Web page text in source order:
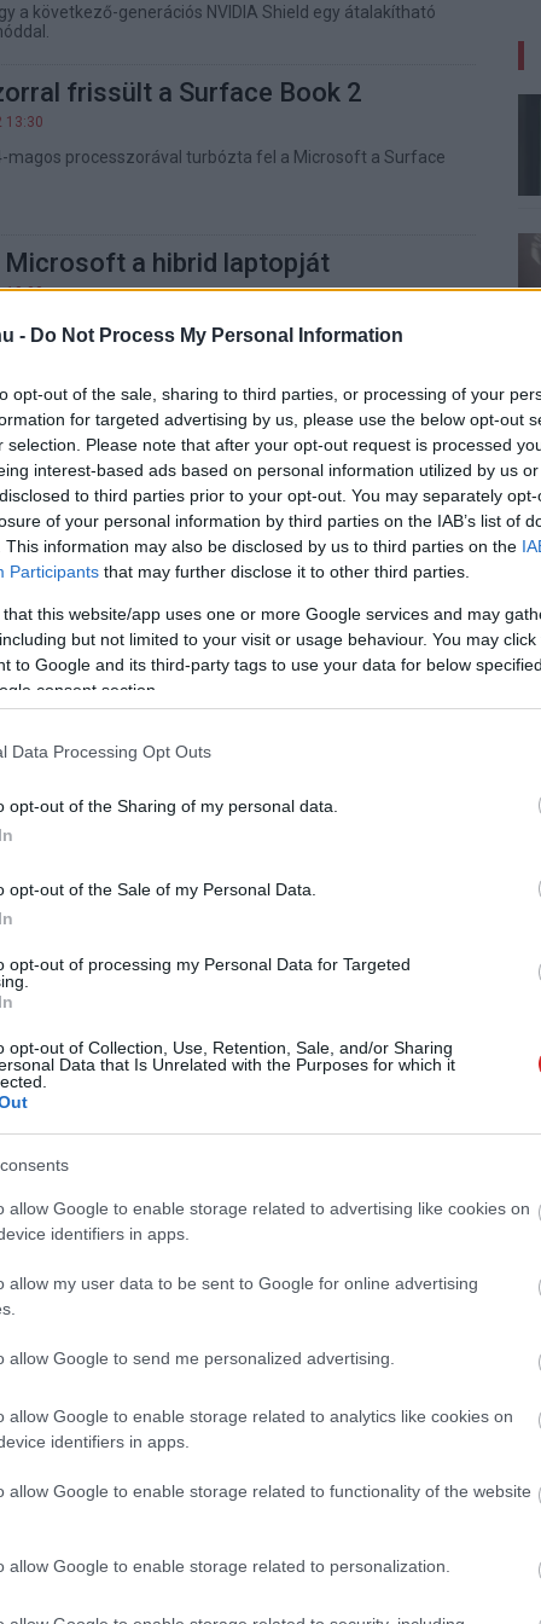
- Do Not Process My Personal Information
opt-out of the sale, sharing to third parties, or processing of your
for targeted advertising by us, please use the below opt-out
selection. Please note that after your opt-out request is processed
interest-based ads based on personal information utilized by us
to third parties prior to your opt-out. You may separately
of your personal information by third parties on the IAB’s list of
This information may also be disclosed by us to third parties on the
Participants that may further disclose it to other third parties.
that this website/app uses one or more Google services and may
but not limited to your visit or usage behaviour. You may
to Google and its third-party tags to use your data for below
consent section.
Data Processing Opt Outs
opt-out of the Sharing of my personal data.
opt-out of the Sale of my Personal Data.
opt-out of processing my Personal Data for Targeted
opt-out of Collection, Use, Retention, Sale, and/or Sharing
Data that Is Unrelated with the Purposes for which it
allow Google to enable storage related to advertising like cookies on
identifiers in apps.
allow my user data to be sent to Google for online advertising
allow Google to send me personalized advertising.
allow Google to enable storage related to analytics like cookies on
identifiers in apps.
allow Google to enable storage related to functionality of the website
allow Google to enable storage related to personalization.
a következő-generációs NVIDIA Shield egy átalakítható
frissült a Surface Book 2
13:30
magos processzorával turbózta fel a Microsoft a Surface
Microsoft a hibrid laptopját
10:00
Surface Book 2 hibrid laptop specifikációit a
lett a Microsoft Surface Book 2
14:30
hardverrel debütált a Microsoft legújabb laptopja.
prémium a Porsche Design BOOK
12:04
a Chuwi Hi13, de annál sokkal olcsóbban lesz vihető.
legjobb hónapja volt a redmondiaknak a Surface-
üzemidőt kínál az új Microsoft
összes modellben GTX 965M grafikus vezérlő található.
a Microsoft Surface gépei
a Microsoft Surface gépek eladásai, igazán jól megy a
a Surface Book 2, komoly
a kalap.